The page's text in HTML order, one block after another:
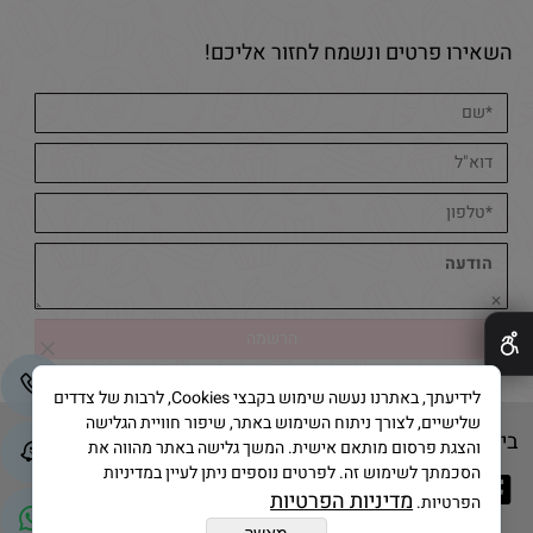
השאירו פרטים ונשמח לחזור אליכם!
בייק אנד קייק © 2025 All Rights Reserved
✕
לידיעתך, באתרנו נעשה שימוש בקבצי Cookies, לרבות של צדדים
שלישיים, לצורך ניתוח השימוש באתר, שיפור חוויית הגלישה
והצגת פרסום מותאם אישית. המשך גלישה באתר מהווה את
הסכמתך לשימוש זה. לפרטים נוספים ניתן לעיין במדיניות
הפרטיות.מדיניות הפרטיות